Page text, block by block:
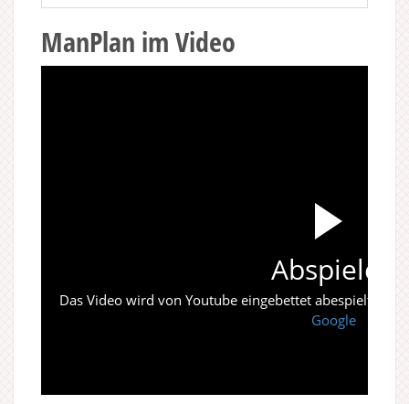
ManPlan im Video
Abspielen
Das Video wird von Youtube eingebettet abespielt. Es
Google